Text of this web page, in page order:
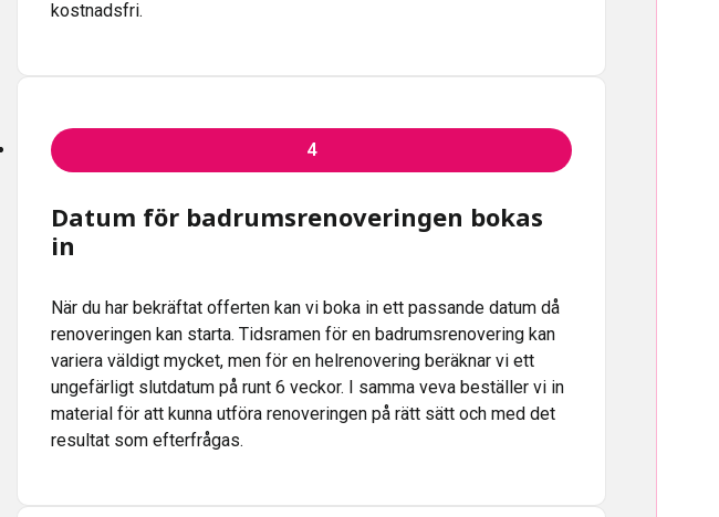
kostnadsfri.
4
Datum för badrumsrenoveringen bokas
in
När du har bekräftat offerten kan vi boka in ett passande datum då
renoveringen kan starta. Tidsramen för en badrumsrenovering kan
variera väldigt mycket, men för en helrenovering beräknar vi ett
ungefärligt slutdatum på runt 6 veckor. I samma veva beställer vi in
material för att kunna utföra renoveringen på rätt sätt och med det
resultat som efterfrågas.